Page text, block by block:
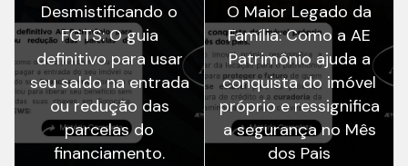
Desmistificando o
FGTS: O guia
definitivo para usar
seu saldo na entrada
ou redução das
parcelas do
financiamento.
O Maior Legado da
Família: Como a AE
Patrimônio ajuda a
conquista do imóvel
próprio e ressignifica
a segurança no Mês
dos Pais